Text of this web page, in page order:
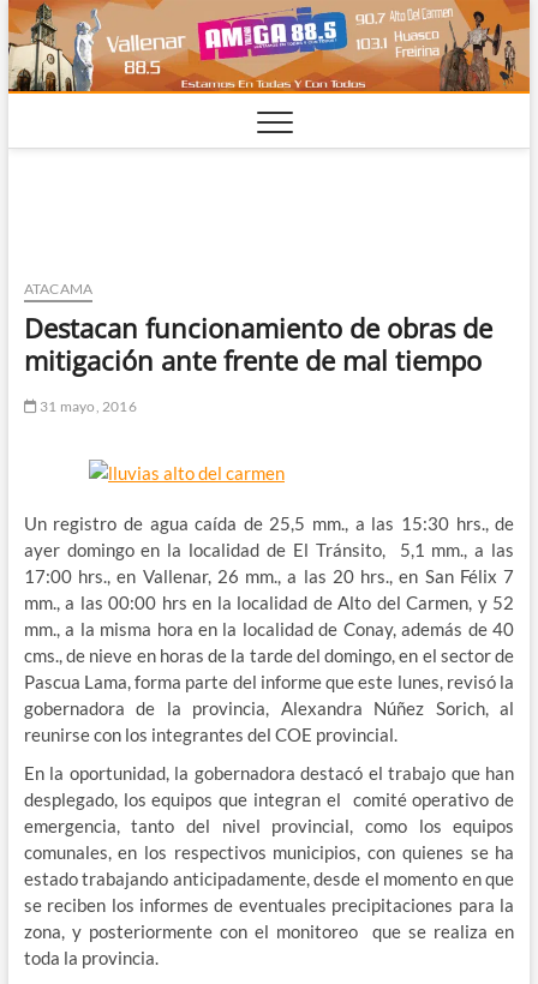
Saltar
al
contenido
ATACAMA
Destacan funcionamiento de obras de
mitigación ante frente de mal tiempo
31 mayo, 2016
Un registro de agua caída de 25,5 mm., a las 15:30 hrs., de
ayer domingo en la localidad de El Tránsito, 5,1 mm., a las
17:00 hrs., en Vallenar, 26 mm., a las 20 hrs., en San Félix 7
mm., a las 00:00 hrs en la localidad de Alto del Carmen, y 52
mm., a la misma hora en la localidad de Conay, además de 40
cms., de nieve en horas de la tarde del domingo, en el sector de
Pascua Lama, forma parte del informe que este lunes, revisó la
gobernadora de la provincia, Alexandra Núñez Sorich, al
reunirse con los integrantes del COE provincial.
En la oportunidad, la gobernadora destacó el trabajo que han
desplegado, los equipos que integran el comité operativo de
emergencia, tanto del nivel provincial, como los equipos
comunales, en los respectivos municipios, con quienes se ha
estado trabajando anticipadamente, desde el momento en que
se reciben los informes de eventuales precipitaciones para la
zona, y posteriormente con el monitoreo que se realiza en
toda la provincia.